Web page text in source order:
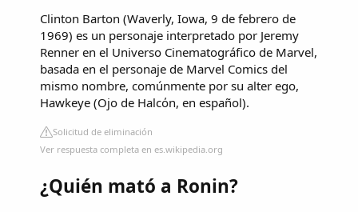
Clinton Barton (Waverly, Iowa, 9 de febrero de
1969) es un personaje interpretado por Jeremy
Renner en el Universo Cinematográfico de Marvel,
basada en el personaje de Marvel Comics del
mismo nombre, comúnmente por su alter ego,
Hawkeye (Ojo de Halcόn, en español).
Solicitud de eliminación
Ver respuesta completa en es.wikipedia.org
¿Quién mató a Ronin?